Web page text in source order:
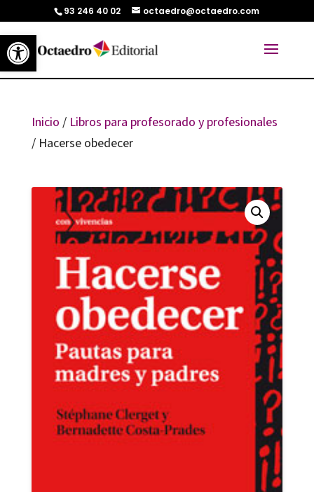
Abrir barra de herramientas
93 246 40 02 octaedro@octaedro.com
Inicio / Libros para profesorado y profesionales
/ Hacerse obedecer